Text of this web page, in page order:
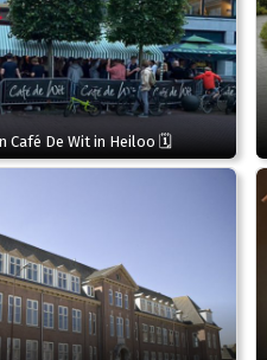
Café De Wit in Heiloo 🗓